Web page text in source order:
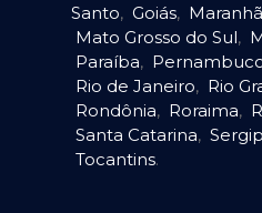
Santo, Goiás,
Mato Grosso do Sul,
Paraíba,
Rio de Janeiro, Rio
Rondônia, Roraima,
Santa Catarina,
Tocantins.